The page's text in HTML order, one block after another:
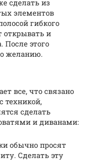
сделать из
элементов
гибкого
открывать и
этого
желанию.
все, что связано
техникой,
сделать
и диванами:
обычно просят
Сделать эту